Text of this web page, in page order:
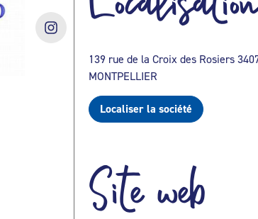
139 rue de la Croix des Rosiers
MONTPELLIER
Localiser la société
Site web